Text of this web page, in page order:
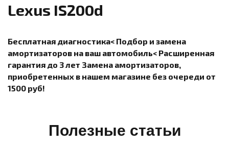
Lexus IS200d
Бесплатная диагностика< Подбор и замена
амортизаторов на ваш автомобиль< Расширенная
гарантия до 3 лет Замена амортизаторов,
приобретенных в нашем магазине без очереди от
1500 руб!
Полезные статьи